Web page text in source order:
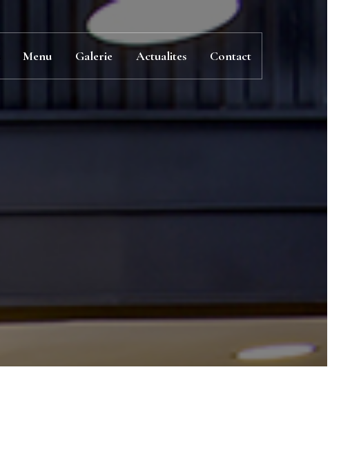
Menu Galerie Actualites Contact